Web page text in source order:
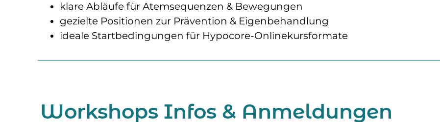
klare Abläufe für Atemsequenzen & Bewegungen
gezielte Positionen zur Prävention & Eigenbehandlung
ideale Startbedingungen für Hypocore-Onlinekursformate
Workshops Infos & Anmeldungen